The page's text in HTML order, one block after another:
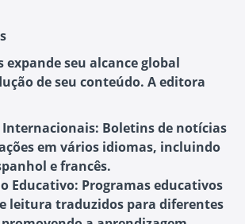
expande seu alcance global
de seu conteúdo. A editora
Boletins de notícias
em vários idiomas, incluindo
e francês.
Educativo: Programas educativos
leitura traduzidos para diferentes